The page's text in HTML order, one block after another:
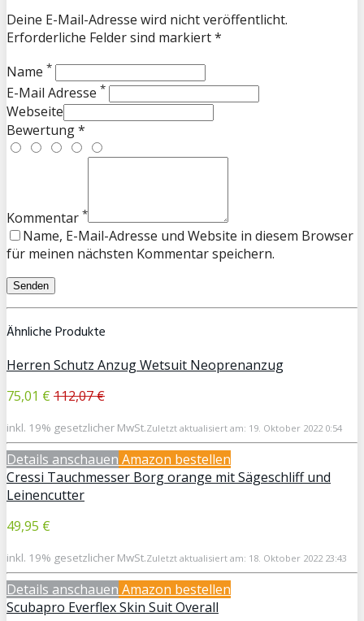
Deine E-Mail-Adresse wird nicht veröffentlicht.
Erforderliche Felder sind markiert *
Name *
E-Mail Adresse *
Webseite
Bewertung *
Kommentar *
Name, E-Mail-Adresse und Website in diesem Browser
für meinen nächsten Kommentar speichern.
Ähnliche Produkte
Herren Schutz Anzug Wetsuit Neoprenanzug
75,01 € 112,07 €
inkl. 19% gesetzlicher MwSt.Zuletzt aktualisiert am: 19. Oktober 2022 0:54
Details anschauen Amazon bestellen
Cressi Tauchmesser Borg orange mit Sägeschliff und
Leinencutter
49,95 €
inkl. 19% gesetzlicher MwSt.Zuletzt aktualisiert am: 18. Oktober 2022 23:43
Details anschauen Amazon bestellen
Scubapro Everflex Skin Suit Overall